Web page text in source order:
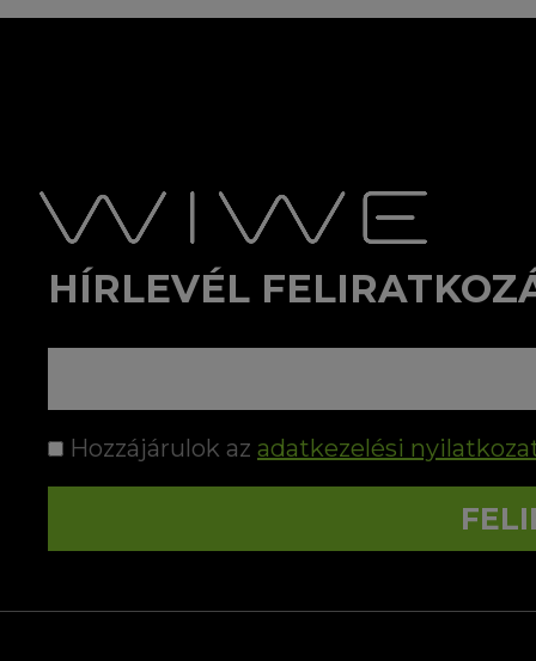
HÍRLEVÉL
Hozzájárulok az adatkezelési